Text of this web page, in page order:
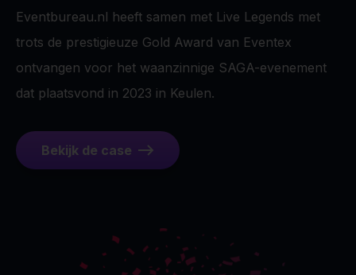
Eventbureau.nl heeft samen met Live Legends met
trots de prestigieuze Gold Award van Eventex
ontvangen voor het waanzinnige SAGA-evenement
dat plaatsvond in 2023 in Keulen.
Bekijk de case